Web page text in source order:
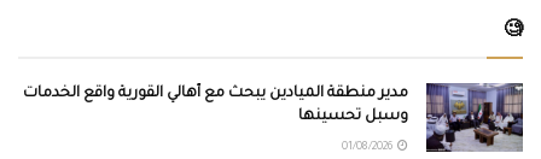
🧐
مدير منطقة الميادين يبحث مع أهالي القورية واقع الخدمات
وسبل تحسينها